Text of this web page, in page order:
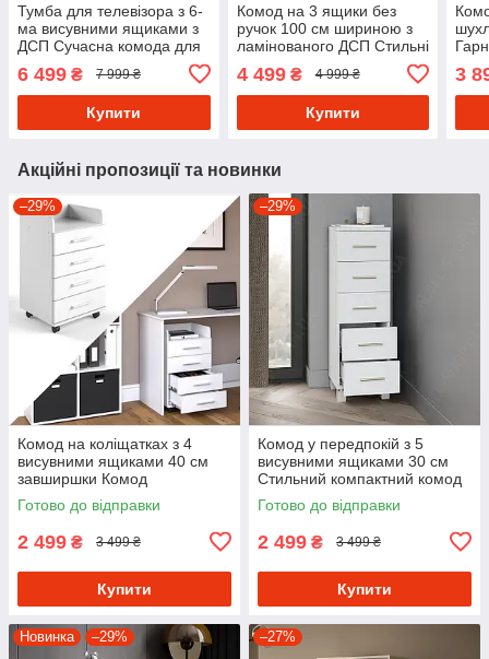
Тумба для телевізора з 6-
ма висувними ящиками з
ДСП Сучасна комода для
спальні або вітальні 180
см
6 499 ₴ 7 999 ₴
Купити
Комод на 3 ящики без
ручок 100 см шириною з
ламінованого ДСП Стильні
відділеннями до спальні
4 499₴ 4 999 ₴
Купити
у
3
Акційні пропозиції та новинки
–29%
Комод на коліщатках з 4
висувними ящиками 40 см
завширшки Комод
пересувний з Ламінованого
ДСП
Готово до відправки
2 499 ₴ 3 499 ₴
Купити
–29%
Комод у передпокій з 5
висувними ящиками 30 см
Стильний компактний комод
у спальню з Ламінованого
ДСП
Готово до відправки
2 499 ₴ 3 499 ₴
Купити
Новинка –29% –27%